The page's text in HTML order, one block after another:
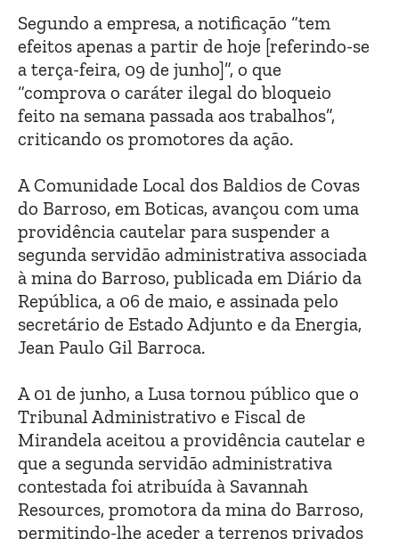
Segundo a empresa, a notificação “tem
efeitos apenas a partir de hoje [referindo-se
a terça-feira, 09 de junho]”, o que
“comprova o caráter ilegal do bloqueio
feito na semana passada aos trabalhos”,
criticando os promotores da ação.
A Comunidade Local dos Baldios de Covas
do Barroso, em Boticas, avançou com uma
providência cautelar para suspender a
segunda servidão administrativa associada
à mina do Barroso, publicada em Diário da
República, a 06 de maio, e assinada pelo
secretário de Estado Adjunto e da Energia,
Jean Paulo Gil Barroca.
A 01 de junho, a Lusa tornou público que o
Tribunal Administrativo e Fiscal de
Mirandela aceitou a providência cautelar e
que a segunda servidão administrativa
contestada foi atribuída à Savannah
Resources, promotora da mina do Barroso,
permitindo-lhe aceder a terrenos privados